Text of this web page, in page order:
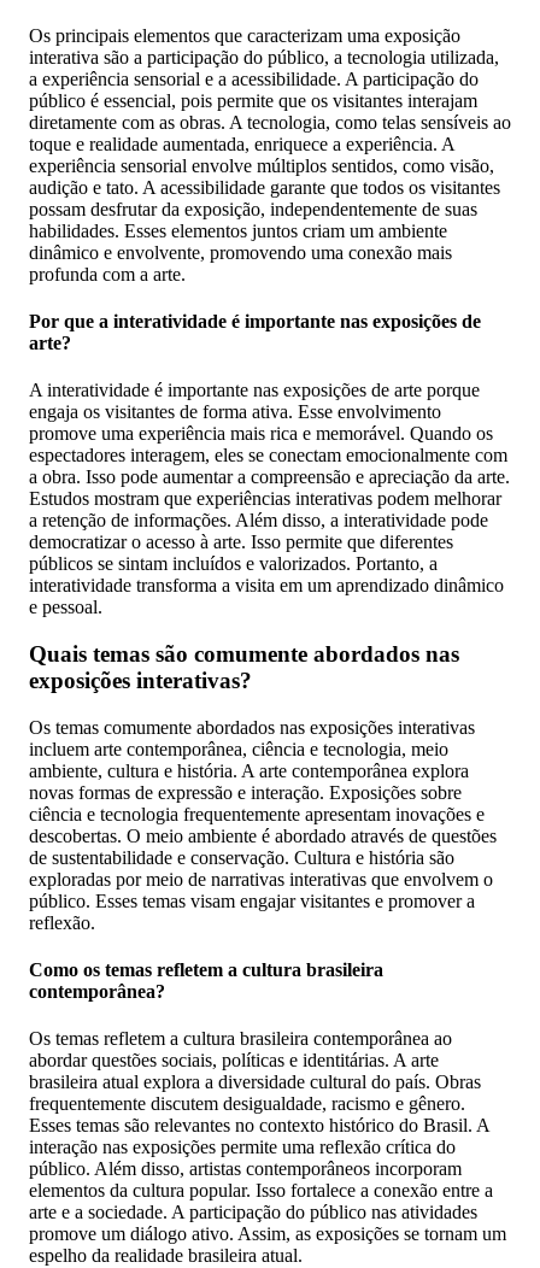
Os principais elementos que caracterizam uma exposição
interativa são a participação do público, a tecnologia utilizada,
a experiência sensorial e a acessibilidade. A participação do
público é essencial, pois permite que os visitantes interajam
diretamente com as obras. A tecnologia, como telas sensíveis ao
toque e realidade aumentada, enriquece a experiência. A
experiência sensorial envolve múltiplos sentidos, como visão,
audição e tato. A acessibilidade garante que todos os visitantes
possam desfrutar da exposição, independentemente de suas
habilidades. Esses elementos juntos criam um ambiente
dinâmico e envolvente, promovendo uma conexão mais
profunda com a arte.
Por que a interatividade é importante nas exposições de
arte?
A interatividade é importante nas exposições de arte porque
engaja os visitantes de forma ativa. Esse envolvimento
promove uma experiência mais rica e memorável. Quando os
espectadores interagem, eles se conectam emocionalmente com
a obra. Isso pode aumentar a compreensão e apreciação da arte.
Estudos mostram que experiências interativas podem melhorar
a retenção de informações. Além disso, a interatividade pode
democratizar o acesso à arte. Isso permite que diferentes
públicos se sintam incluídos e valorizados. Portanto, a
interatividade transforma a visita em um aprendizado dinâmico
e pessoal.
Quais temas são comumente abordados nas
exposições interativas?
Os temas comumente abordados nas exposições interativas
incluem arte contemporânea, ciência e tecnologia, meio
ambiente, cultura e história. A arte contemporânea explora
novas formas de expressão e interação. Exposições sobre
ciência e tecnologia frequentemente apresentam inovações e
descobertas. O meio ambiente é abordado através de questões
de sustentabilidade e conservação. Cultura e história são
exploradas por meio de narrativas interativas que envolvem o
público. Esses temas visam engajar visitantes e promover a
reflexão.
Como os temas refletem a cultura brasileira
contemporânea?
Os temas refletem a cultura brasileira contemporânea ao
abordar questões sociais, políticas e identitárias. A arte
brasileira atual explora a diversidade cultural do país. Obras
frequentemente discutem desigualdade, racismo e gênero.
Esses temas são relevantes no contexto histórico do Brasil. A
interação nas exposições permite uma reflexão crítica do
público. Além disso, artistas contemporâneos incorporam
elementos da cultura popular. Isso fortalece a conexão entre a
arte e a sociedade. A participação do público nas atividades
promove um diálogo ativo. Assim, as exposições se tornam um
espelho da realidade brasileira atual.